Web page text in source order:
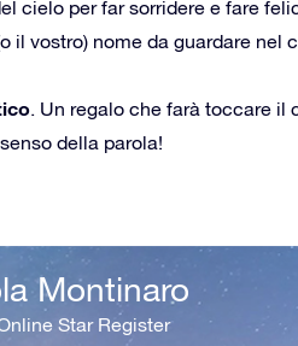
cielo per far sorridere e fare
il vostro) nome da guardare nel
. Un regalo che farà toccare il
della parola!
Montinaro
Star Register